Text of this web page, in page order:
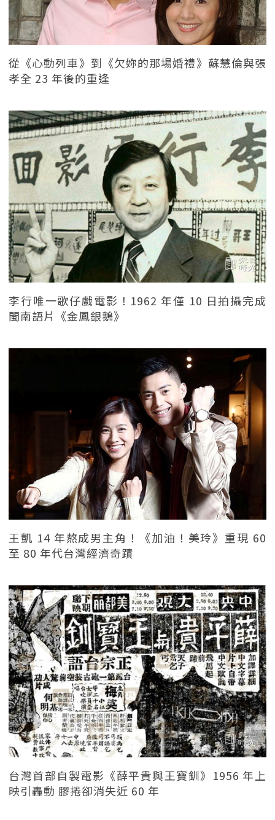
從《心動列車》到《欠妳的那場婚禮》蘇慧倫與張
孝全 23 年後的重逢
李行唯一歌仔戲電影！1962 年僅 10 日拍攝完成
閩南語片《金鳳銀鵝》
王凱 14 年熬成男主角！《加油！美玲》重現 60
至 80 年代台灣經濟奇蹟
台灣首部自製電影《薛平貴與王寶釧》1956 年上
映引轟動 膠捲卻消失近 60 年